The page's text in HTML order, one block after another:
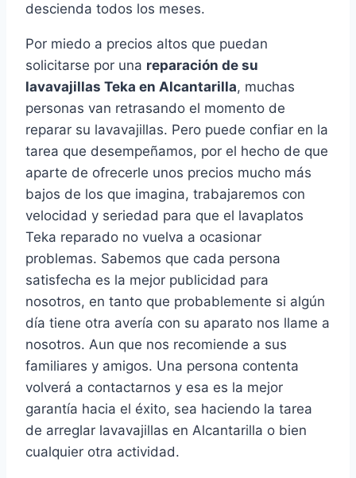
descienda todos los meses.
Por miedo a precios altos que puedan
solicitarse por una reparación de su
lavavajillas Teka en Alcantarilla, muchas
personas van retrasando el momento de
reparar su lavavajillas. Pero puede confiar en la
tarea que desempeñamos, por el hecho de que
aparte de ofrecerle unos precios mucho más
bajos de los que imagina, trabajaremos con
velocidad y seriedad para que el lavaplatos
Teka reparado no vuelva a ocasionar
problemas. Sabemos que cada persona
satisfecha es la mejor publicidad para
nosotros, en tanto que probablemente si algún
día tiene otra avería con su aparato nos llame a
nosotros. Aun que nos recomiende a sus
familiares y amigos. Una persona contenta
volverá a contactarnos y esa es la mejor
garantía hacia el éxito, sea haciendo la tarea
de arreglar lavavajillas en Alcantarilla o bien
cualquier otra actividad.